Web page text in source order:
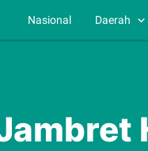
Nasional Daerah